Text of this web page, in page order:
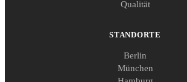
Qualität
STANDORTE
Berlin
München